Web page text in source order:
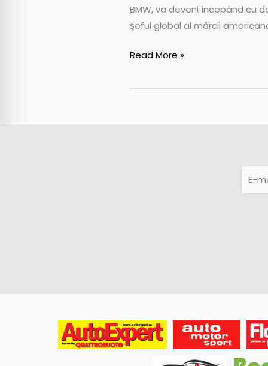
BMW, va deveni începând cu
şeful global al mărcii
Read More »